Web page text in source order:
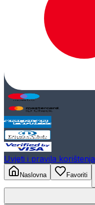
Uvjeti i pravila korištenja
Naslovna
Favoriti